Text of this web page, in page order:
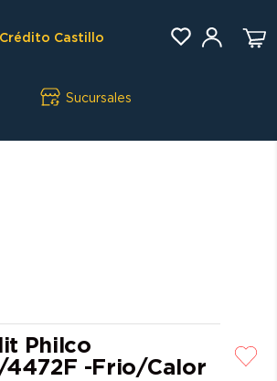
Crédito Castillo
Sucursales
Philco
4472F -Frio/Calor